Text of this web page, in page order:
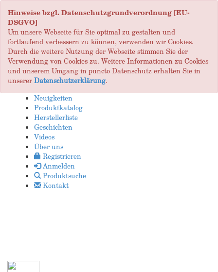
Hinweise bzgl. Datenschutzgrundverordnung [EU-
DSGVO]
Um unsere Webseite für Sie optimal zu gestalten und
fortlaufend verbessern zu können, verwenden wir Cookies.
Durch die weitere Nutzung der Webseite stimmen Sie der
Verwendung von Cookies zu. Weitere Informationen zu Cookies
und unserem Umgang in puncto Datenschutz erhalten Sie in
unsererDatenschutzerklärung.
Neuigkeiten
Produktkatalog
Herstellerliste
Geschichten
Videos
Über uns
Registrieren
Anmelden
Produktsuche
Kontakt